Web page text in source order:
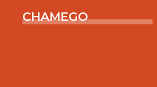
CHAMEGO